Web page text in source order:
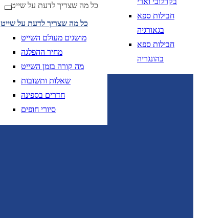
כל מה שצריך לדעת על שייט
כל מה שצריך לדעת על שייט
מושגים מעולם השייט
מחיר ההפלגה
מה קורה בזמן השייט
שאלות ותשובות
חדרים בספינה
סיורי חופים
חבילות ספא
בגאורגיה
חבילות ספא
בהונגריה